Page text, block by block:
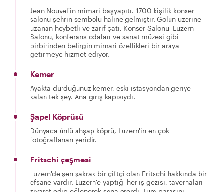
Jean Nouvel'in mimari başyapıtı. 1700 kişilik konser
salonu şehrin sembolü haline gelmiştir. Gölün üzerine
uzanan heybetli ve zarif çatı, Konser Salonu, Luzern
Salonu, konferans odaları ve sanat müzesi gibi
birbirinden belirgin mimari özellikleri bir araya
getirmeye hizmet ediyor.
Kemer
Ayakta durduğunuz kemer, eski istasyondan geriye
kalan tek şey. Ana giriş kapısıydı.
Şapel Köprüsü
Dünyaca ünlü ahşap köprü, Luzern'in en çok
fotoğraflanan yeridir.
Fritschi çeşmesi
Luzern'de şen şakrak bir çiftçi olan Fritschi hakkında bir
efsane vardır. Luzern'e yaptığı her iş gezisi, tavernaları